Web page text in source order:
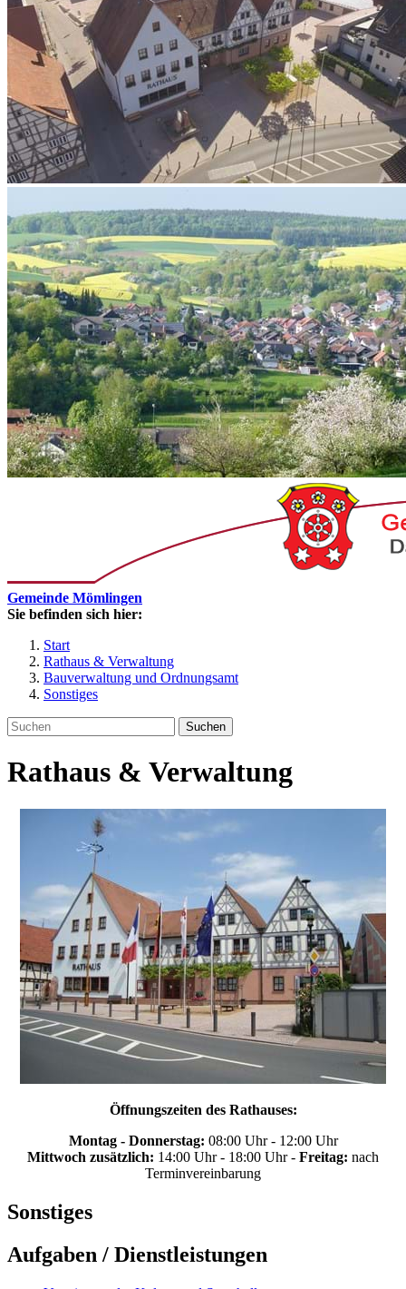
Gemeinde Mömlingen
Sie befinden sich hier:
Start
Rathaus & Verwaltung
Bauverwaltung und Ordnungsamt
Sonstiges
Suchen
Rathaus & Verwaltung
Öffnungszeiten des Rathauses:
Montag - Donnerstag: 08:00 Uhr - 12:00 Uhr
Mittwoch zusätzlich: 14:00 Uhr - 18:00 Uhr - Freitag: nach
Terminvereinbarung
Sonstiges
Aufgaben / Dienstleistungen